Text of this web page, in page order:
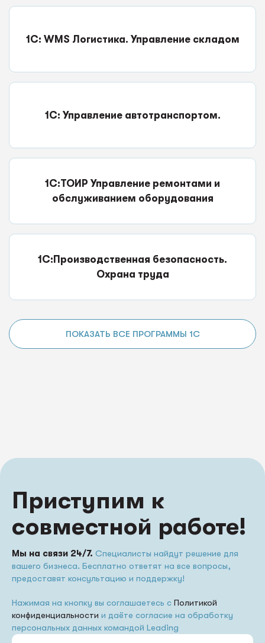
1С: WMS Логистика. Управление складом
1С: Управление автотранспортом.
1С:ТОИР Управление ремонтами и
обслуживанием оборудования
1С:Производственная безопасность.
Охрана труда
ПОКАЗАТЬ ВСЕ ПРОГРАММЫ 1С
Приступим к
совместной работе!
Мы на связи 24/7. Специалисты найдут решение для
вашего бизнеса. Бесплатно ответят на все вопросы,
предоставят консультацию и поддержку!
Нажимая на кнопку вы соглашаетесь с Политикой
конфиденциальности и даёте согласие на обработку
персональных данных командой Leading